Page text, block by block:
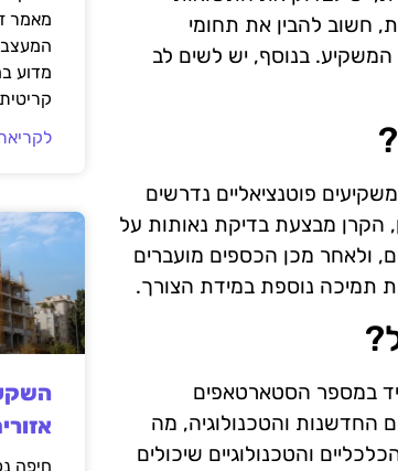
חשוב להבין את תחומי
בנוסף, יש לשים לב
פוטנציאליים נדרשים
הקרן מבצעת בדיקת נאותות על
ולאחר מכן הכספים מועברים
תמיכה נוספת במידת הצורך.
במספר הסטארטאפים
והטכנולוגיה, מה
והטכנולוגיים שיכולים
מאמר
מדוע